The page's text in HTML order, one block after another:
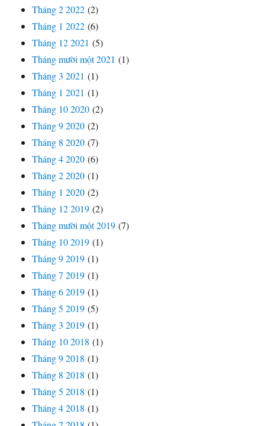
Tháng 2 2022 (2)
Tháng 1 2022 (6)
Tháng 12 2021 (5)
Tháng mười một 2021 (1)
Tháng 3 2021 (1)
Tháng 1 2021 (1)
Tháng 10 2020 (2)
Tháng 9 2020 (2)
Tháng 8 2020 (7)
Tháng 4 2020 (6)
Tháng 2 2020 (1)
Tháng 1 2020 (2)
Tháng 12 2019 (2)
Tháng mười một 2019 (7)
Tháng 10 2019 (1)
Tháng 9 2019 (1)
Tháng 7 2019 (1)
Tháng 6 2019 (1)
Tháng 5 2019 (5)
Tháng 3 2019 (1)
Tháng 10 2018 (1)
Tháng 9 2018 (1)
Tháng 8 2018 (1)
Tháng 5 2018 (1)
Tháng 4 2018 (1)